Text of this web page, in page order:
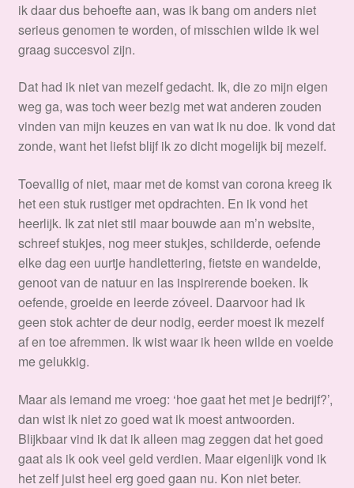
ik daar dus behoefte aan, was ik bang om anders niet
serieus genomen te worden, of misschien wilde ik wel
graag succesvol zijn.
Dat had ik niet van mezelf gedacht. Ik, die zo mijn eigen
weg ga, was toch weer bezig met wat anderen zouden
vinden van mijn keuzes en van wat ik nu doe. Ik vond dat
zonde, want het liefst blijf ik zo dicht mogelijk bij mezelf.
Toevallig of niet, maar met de komst van corona kreeg ik
het een stuk rustiger met opdrachten. En ik vond het
heerlijk. Ik zat niet stil maar bouwde aan m’n website,
schreef stukjes, nog meer stukjes, schilderde, oefende
elke dag een uurtje handlettering, fietste en wandelde,
genoot van de natuur en las inspirerende boeken. Ik
oefende, groeide en leerde zóveel. Daarvoor had ik
geen stok achter de deur nodig, eerder moest ik mezelf
af en toe afremmen. Ik wist waar ik heen wilde en voelde
me gelukkig.
Maar als iemand me vroeg: ‘hoe gaat het met je bedrijf?’,
dan wist ik niet zo goed wat ik moest antwoorden.
Blijkbaar vind ik dat ik alleen mag zeggen dat het goed
gaat als ik ook veel geld verdien. Maar eigenlijk vond ik
het zelf juist heel erg goed gaan nu. Kon niet beter.